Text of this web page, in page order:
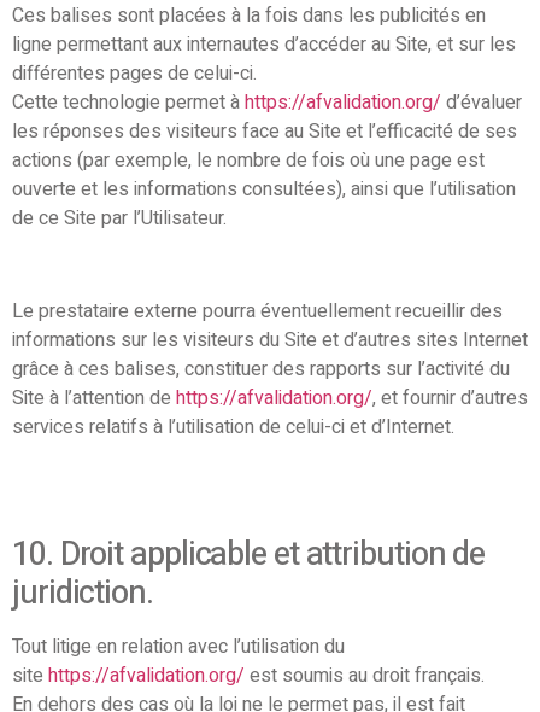
Ces balises sont placées à la fois dans les publicités en
ligne permettant aux internautes d’accéder au Site, et sur les
différentes pages de celui-ci.
Cette technologie permet àhttps://afvalidation.org/ d’évaluer
les réponses des visiteurs face au Site et l’efficacité de ses
actions (par exemple, le nombre de fois où une page est
ouverte et les informations consultées), ainsi que l’utilisation
de ce Site par l’Utilisateur.
Le prestataire externe pourra éventuellement recueillir des
informations sur les visiteurs du Site et d’autres sites Internet
grâce à ces balises, constituer des rapports sur l’activité du
Site à l’attention de https://afvalidation.org/, et fournir d’autres
services relatifs à l’utilisation de celui-ci et d’Internet.
10. Droit applicable et attribution de
juridiction.
Tout litige en relation avec l’utilisation du
site https://afvalidation.org/ est soumis au droit français.
En dehors des cas où la loi ne le permet pas, il est fait